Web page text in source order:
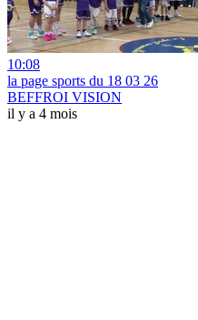
10:08
la page sports du 18 03 26
BEFFROI VISION
il y a 4 mois